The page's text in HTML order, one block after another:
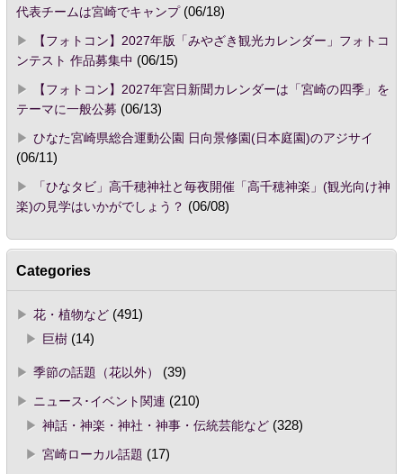
代表チームは宮崎でキャンプ(06/18)
【フォトコン】2027年版「みやざき観光カレンダー」フォトコ
ンテスト 作品募集中 (06/15)
【フォトコン】2027年宮日新聞カレンダーは「宮崎の四季」を
テーマに一般公募 (06/13)
ひなた宮崎県総合運動公園 日向景修園(日本庭園)のアジサイ
(06/11)
「ひなタビ」高千穂神社と毎夜開催「高千穂神楽」(観光向け神
楽)の見学はいかがでしょう？ (06/08)
Categories
花・植物など(491)
巨樹(14)
季節の話題（花以外）
(39)
ニュース･イベント関連 (210)
神話・神楽・神社・神事・伝統芸能など(328)
宮崎ローカル話題 (17)